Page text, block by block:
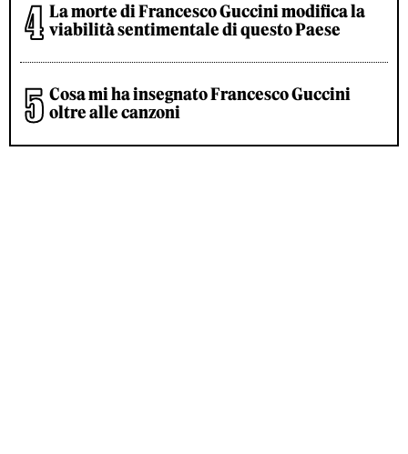
La morte di Francesco Guccini modifica la
viabilità sentimentale di questo Paese
Cosa mi ha insegnato Francesco Guccini
oltre alle canzoni